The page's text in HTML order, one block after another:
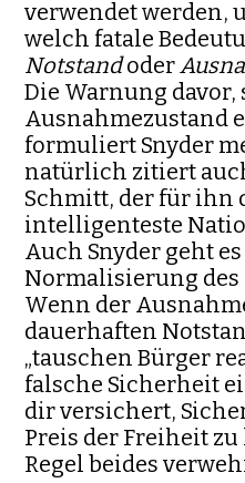
verwendet werden,
welch fatale
Notstandoder
Die Warnung
Ausnahmezustand
for­muliert Snyder
natürlich zitiert
Schmitt, der für ihn
intelligenteste
Auch Snyder geht
Normalisierung des
Wenn der
dauerhaften
„tau­schen Bürger
falsche Sicherheit
dir versichert,
Preis der Freiheit
Regel beides